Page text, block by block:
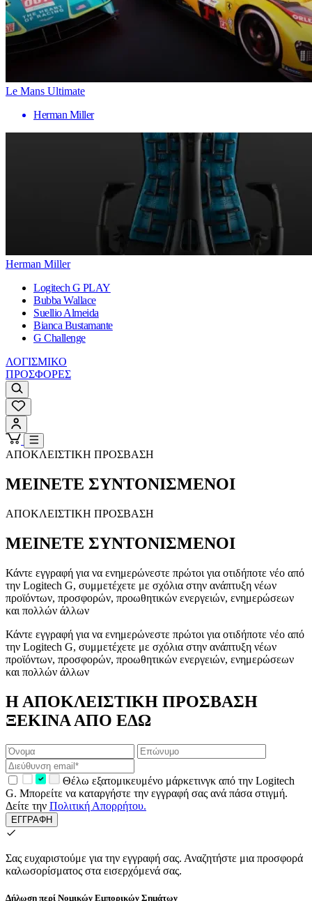
Le Mans Ultimate
Herman Miller
Herman Miller
Logitech G PLAY
Bubba Wallace
Suellio Almeida
Bianca Bustamante
G Challenge
ΛΟΓΙΣΜΙΚΟ
ΠΡΟΣΦΟΡΕΣ
ΑΠΟΚΛΕΙΣΤΙΚΗ ΠΡΟΣΒΑΣΗ
ΜΕΙΝΕΤΕ ΣΥΝΤΟΝΙΣΜΕΝΟΙ
ΑΠΟΚΛΕΙΣΤΙΚΗ ΠΡΟΣΒΑΣΗ
ΜΕΙΝΕΤΕ ΣΥΝΤΟΝΙΣΜΕΝΟΙ
Κάντε εγγραφή για να ενημερώνεστε πρώτοι για οτιδήποτε νέο από
την Logitech G, συμμετέχετε με σχόλια στην ανάπτυξη νέων
προϊόντων, προσφορών, προωθητικών ενεργειών, ενημερώσεων
και πολλών άλλων
Κάντε εγγραφή για να ενημερώνεστε πρώτοι για οτιδήποτε νέο από
την Logitech G, συμμετέχετε με σχόλια στην ανάπτυξη νέων
προϊόντων, προσφορών, προωθητικών ενεργειών, ενημερώσεων
και πολλών άλλων
Η ΑΠΟΚΛΕΙΣΤΙΚΗ ΠΡΟΣΒΑΣΗ
ΞΕΚΙΝΑ ΑΠΟ ΕΔΩ
Θέλω εξατομικευμένο μάρκετινγκ από την Logitech
G. Μπορείτε να καταργήστε την εγγραφή σας ανά πάσα στιγμή.
Δείτε την Πολιτική Απορρήτου.
ΕΓΓΡΑΦΗ
Σας ευχαριστούμε για την εγγραφή σας. Αναζητήστε μια προσφορά
καλωσορίσματος στα εισερχόμενά σας.
Δήλωση περί Νομικών Εμπορικών Σημάτων